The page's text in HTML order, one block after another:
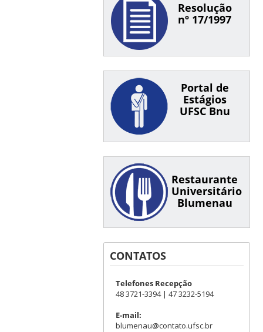
Resolução
nº 17/1997
Portal de
Estágios
UFSC Bnu
Restaurante
Universitário
Blumenau
CONTATOS
Telefones Recepção
48 3721-3394 | 47 3232-5194
E-mail:
blumenau@contato.ufsc.br